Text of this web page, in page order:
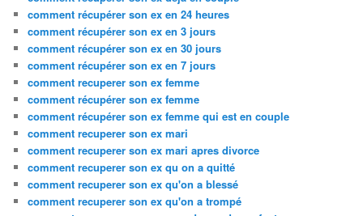
comment récupérer son ex en 24 heures
comment récupérer son ex en 3 jours
comment récupérer son ex en 30 jours
comment récupérer son ex en 7 jours
comment recuperer son ex femme
comment récupérer son ex femme
comment récupérer son ex femme qui est en couple
comment recuperer son ex mari
comment recuperer son ex mari apres divorce
comment recuperer son ex qu on a quitté
comment recuperer son ex qu'on a blessé
comment recuperer son ex qu'on a trompé